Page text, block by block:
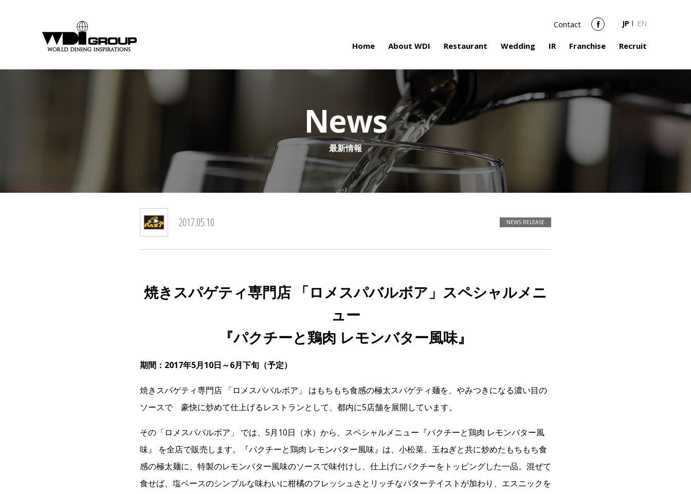
Home About WDI Restaurant Wedding IR Franchise Recruit
Contact Facebook
JP EN
News
最新情報
2017.05.10 NEWS RELEASE
焼きスパゲティ専門店 「ロメスパバルボア」スペシャルメニ
ュー
『パクチーと鶏肉 レモンバター風味』
期間：2017年5月10日～6月下旬（予定）
焼きスパゲティ専門店 「ロメスパバルボア」 はもちもち食感の極太スパゲティ麺を、やみつきになる濃い目の
ソースで 豪快に炒めて仕上げるレストランとして、都内に5店舗を展開しています。
その「ロメスパバルボア」 では、5月10日（水）から、スペシャルメニュー『パクチーと鶏肉 レモンバター風
味』 を全店で販売します。『パクチーと鶏肉 レモンバター風味』は、小松菜、玉ねぎと共に炒めたもちもち食
感の極太麺に、特製のレモンバター風味のソースで味付けし、仕上げにパクチーをトッピングした一品。混ぜて
食せば、塩ベースのシンプルな味わいに柑橘のフレッシュさとリッチなバターテイストが加わり、エスニックを